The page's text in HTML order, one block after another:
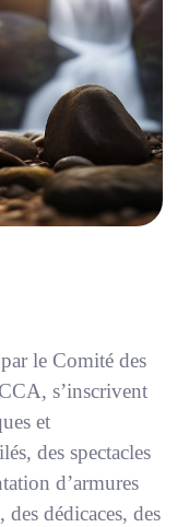
le Comité des
s’inscrivent
et
des spectacles
d’armures
dédicaces, des